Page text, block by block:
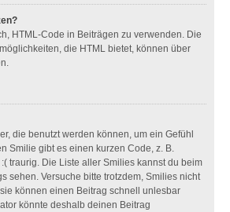
HTML-Code in Beiträgen zu verwenden. Die
die HTML bietet, können über
die benutzt werden können, um ein Gefühl
Smilie gibt es einen kurzen Code, z. B.
traurig. Die Liste aller Smilies kannst du beim
sehen. Versuche bitte trotzdem, Smilies nicht
können einen Beitrag schnell unlesbar
könnte deshalb deinen Beitrag